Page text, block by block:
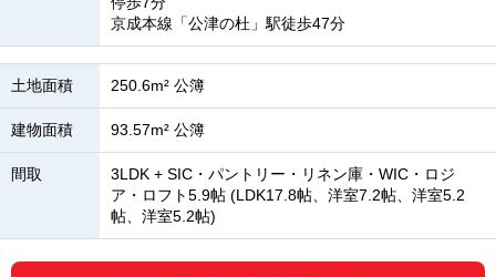
京成本線「公津の杜」駅徒歩47分
土地面積 250.6m² 公簿
建物面積 93.57m² 公簿
間取
3LDK + SIC・パントリー・リネン庫・WIC・ロジ
ア・ロフト5.9帖 (LDK17.8帖、洋室7.2帖、洋室5.2
帖、洋室5.2帖)